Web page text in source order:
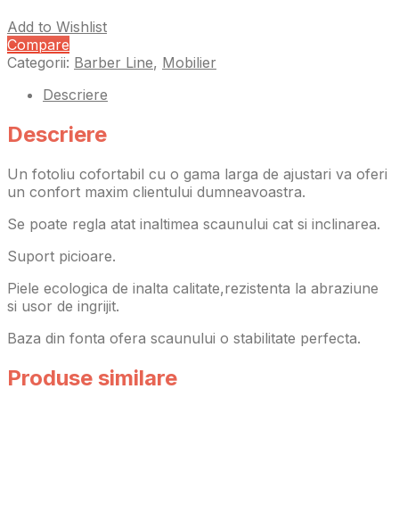
Add to Wishlist
Compare
Categorii: Barber Line, Mobilier
Descriere
Descriere
Un fotoliu cofortabil cu o gama larga de ajustari va oferi
un confort maxim clientului dumneavoastra.
Se poate regla atat inaltimea scaunului cat si inclinarea.
Suport picioare.
Piele ecologica de inalta calitate,rezistenta la abraziune
si usor de ingrijit.
Baza din fonta ofera scaunului o stabilitate perfecta.
Produse similare